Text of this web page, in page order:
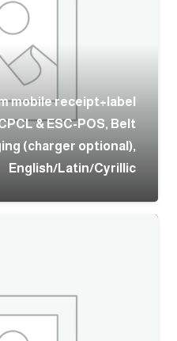
mobile receipt+label
& ESC-POS, Belt
(charger optional),
English/Latin/Cyrillic